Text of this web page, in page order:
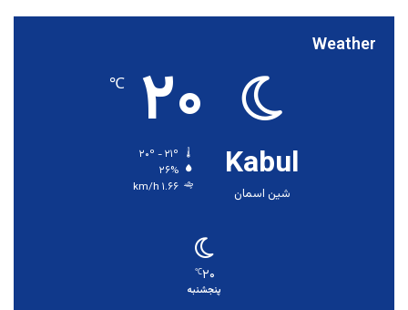
Weather
Kabul
شین اسمان
۲۰ ℃
۲۶%
۱.۶۶ km/h
۲۰℃
پنجشنبه